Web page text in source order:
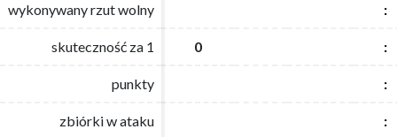
wykonywany rzut wolny :
skuteczność za 1 0 :
punkty :
zbiórki w ataku :
wykonywany rzut wolny :
skuteczność za 1 0 :
punkty :
zbiórki w ataku :